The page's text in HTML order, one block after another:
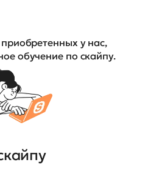
у нас,
обучение по скайпу.